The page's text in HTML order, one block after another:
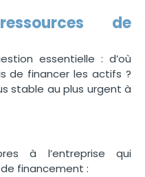
de
essentielle : d’où
de financer les actifs ?
stable au plus urgent à
à l’entreprise qui
financement :